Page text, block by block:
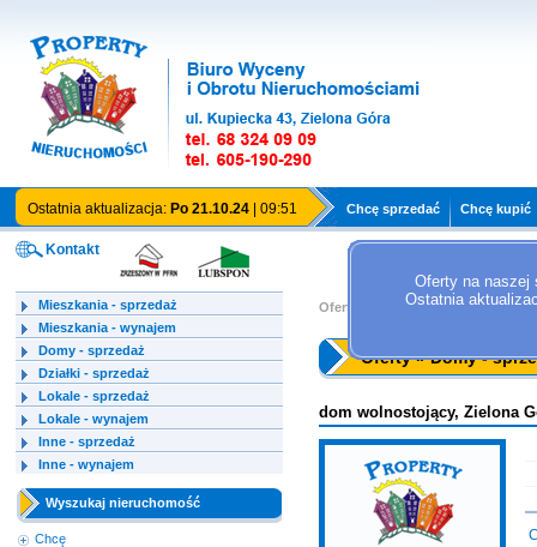
Oferty na naszej
Ostatnia
Kontakt
Mieszkania - sprzedaż
Mieszkania - wynajem
Domy - sprzedaż
Działki - sprzedaż
Lokale - sprzedaż
Lokale - wynajem
Inne - sprzedaż
Inne - wynajem
Wyszukaj nieruchomość
Chcę
Oferty » Domy - sprzedaż
Oferty » Domy -
dom wolnostojący, Zielona
Ostatnia aktualizacja: Po 21.10.24| 09:51 Chcę sprzedać Chcę kupić